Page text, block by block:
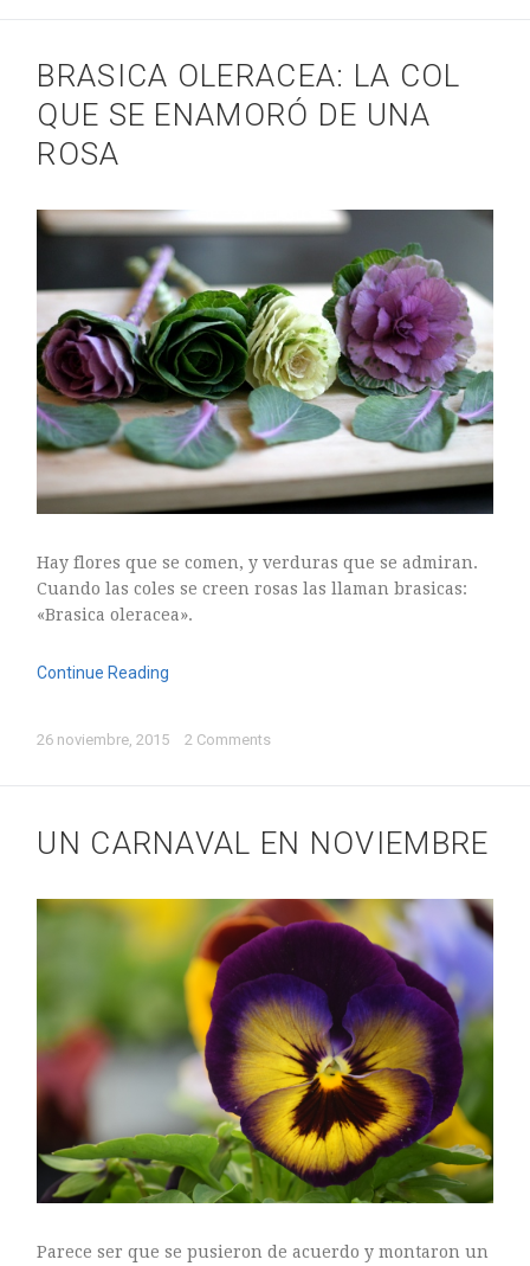
BRASICA OLERACEA: LA COL
QUE SE ENAMORÓ DE UNA
ROSA
Hay flores que se comen, y verduras que se admiran.
Cuando las coles se creen rosas las llaman brasicas:
«Brasica oleracea».
Continue Reading
26 noviembre, 2015 2 Comments
UN CARNAVAL EN NOVIEMBRE
Parece ser que se pusieron de acuerdo y montaron un